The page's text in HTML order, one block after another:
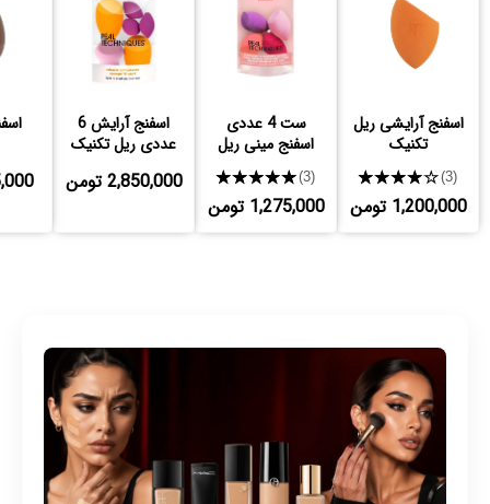
اسفنج آرایشی ریل
تکنیک
★★★★★(3)
1,200,000 تومن
ست 4 عددی
اسفنج مینی ریل
تکنیک
★★★★★(3)
1,275,000 تومن
اسفنج آرایش 6
عددی ریل تکنیک
2,850,000 تومن